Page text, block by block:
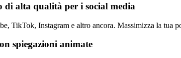
alta qualità per i social media
TikTok, Instagram e altro ancora. Massimizza la tua
spiegazioni animate